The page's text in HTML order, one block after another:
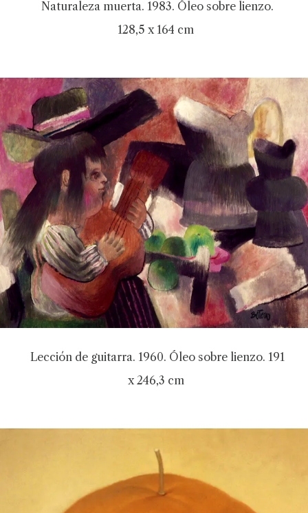
Naturaleza muerta. 1983. Óleo sobre lienzo.
128,5 x 164 cm
Lección de guitarra. 1960. Óleo sobre lienzo. 191
x 246,3 cm